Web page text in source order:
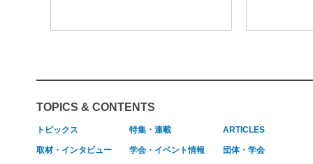
TOPICS & CONTENTS
トピックス 特集・連載 ARTICLES
取材・インタビュー 学会・イベント情報 団体・学会